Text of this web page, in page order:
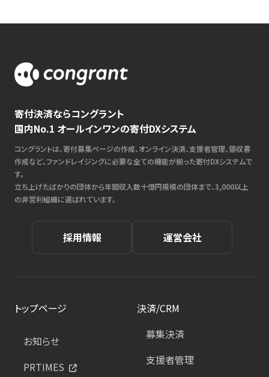
寄付決済ならコングラント
国内No.1 オールインワンの寄付DXシステム
コングラントは、寄付募集ページの作成、オンライン決済、支援者管理、領収書
作成など、ファンドレイジングに必要な全ての機能が揃った寄付DXシステムで
す。
立ち上げたばかりの団体から年間収入数十億円規模の団体まで、3,000以上
の非営利組織に選ばれています。
採用情報 運営会社
トップページ
お知らせ
PRTIMES
決済/CRM
募集決済
支援者管理